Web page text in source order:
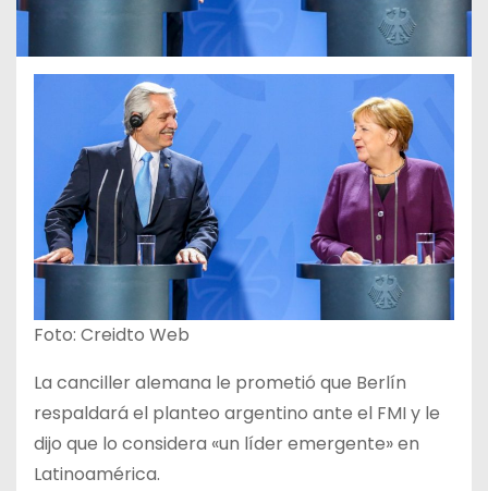
Foto: Creidto Web
La canciller alemana le prometió que Berlín
respaldará el planteo argentino ante el FMI y le
dijo que lo considera «un líder emergente» en
Latinoamérica.